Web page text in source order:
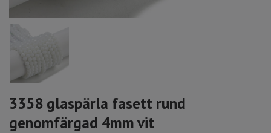
3358 glaspärla fasett rund
genomfärgad 4mm vit